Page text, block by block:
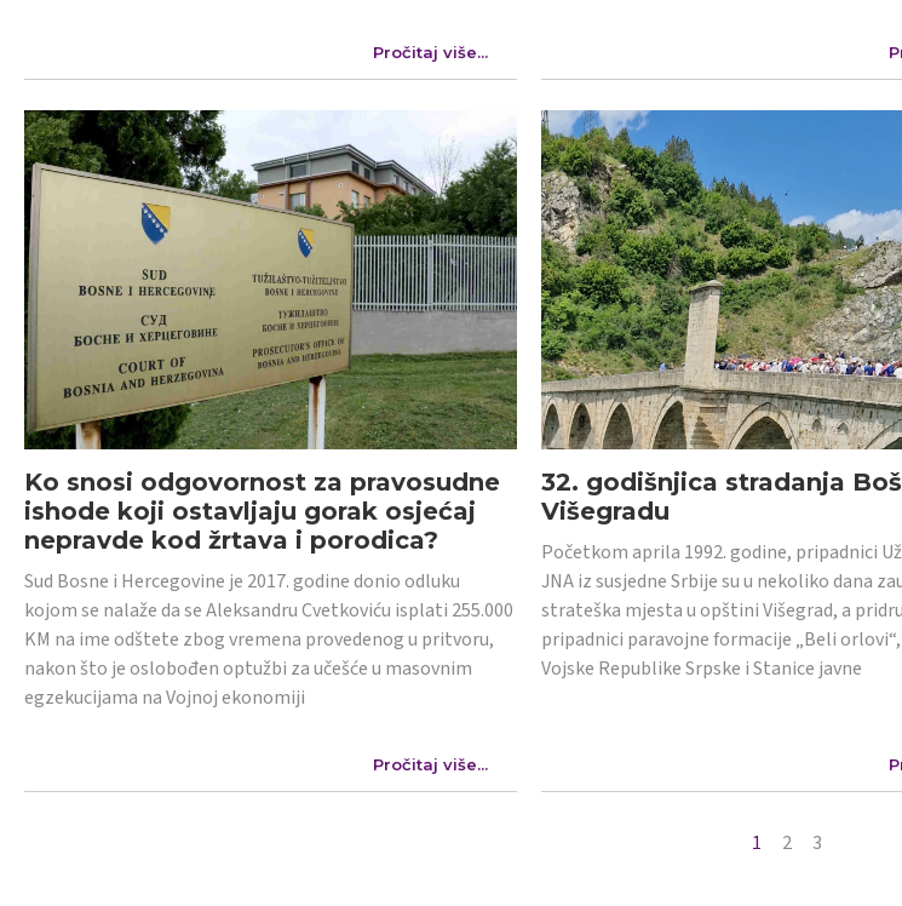
Pročitaj više...
Ko snosi odgovornost za pravosudne
ishode koji ostavljaju gorak osjećaj
nepravde kod žrtava i porodica?
Sud Bosne i Hercegovine je 2017. godine donio odluku
kojom se nalaže da se Aleksandru Cvetkoviću isplati 255.000
KM na ime odštete zbog vremena provedenog u pritvoru,
nakon što je oslobođen optužbi za učešće u masovnim
egzekucijama na Vojnoj ekonomiji
Pročitaj više...
32. godišnjica stradanja
Višegradu
Početkom aprila 1992. godine, pripadnici
JNA iz susjedne Srbije su u nekoliko dana
strateška mjesta u opštini Višegrad, a
pripadnici paravojne formacije „Beli
Vojske Republike Srpske i Stanice javne
1 2 3